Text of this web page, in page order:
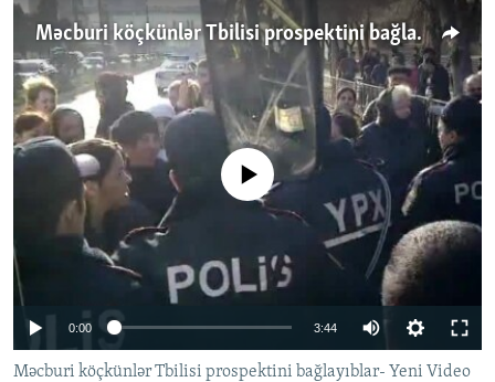
ARAŞDIRMA
MULTIMEDIA
VIDEO
FOTOQALEREYA
İNFOQRAFIKA
KARIKATURA
RADIO ARXIV
OXU ZALI
AZƏRBAYCAN ƏDƏBIYYATI KITABXANASI
İSLAM VƏ DEMOKRATIYA
İZ - MƏDƏNIYYƏT PROQRAMI
HAQQIMIZDA
MISSIYAMIZ
PEŞƏ ETIKASI VƏ JURNALISTIKA STANDARTLARIMIZ
MATERIALLARIMIZDAN ISTIFADƏ
AZADLIQRADIOSU MOBIL TELEFONUNUZDA
BIZIMLƏ ƏLAQƏ
XƏBƏR BÜLLETENLƏRIMIZ
RFE/RL-in bütün saytları
Məcburi köçkünlər Tbilisi prospektini bağlayıblar- Yeni Video
No media source currently available
0:00 3:44
Məcburi köçkünlər Tbilisi prospektini bağlayıblar- Yeni Video